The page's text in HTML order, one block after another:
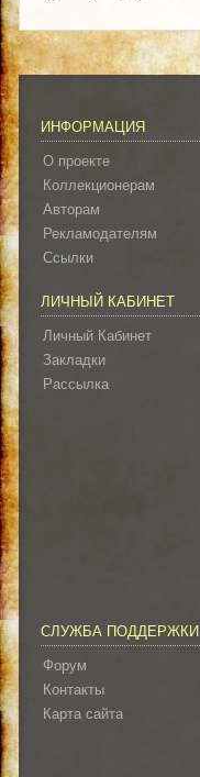
ИНФОРМАЦИЯ
О проекте
Коллекционерам
Авторам
Рекламодателям
Ссылки
ЛИЧНЫЙ КАБИНЕТ
Личный Кабинет
Закладки
Рассылка
СЛУЖБА ПОДДЕРЖКИ
Форум
Контакты
Карта сайта